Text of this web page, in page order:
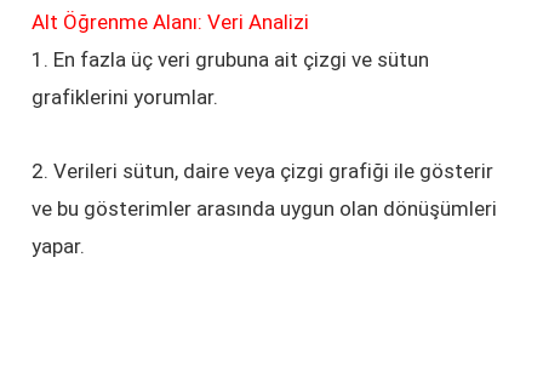
Alt Öğrenme Alanı: Veri Analizi
1. En fazla üç veri grubuna ait çizgi ve sütun
grafiklerini yorumlar.
2. Verileri sütun, daire veya çizgi grafiği ile gösterir
ve bu gösterimler arasında uygun olan dönüşümleri
yapar.